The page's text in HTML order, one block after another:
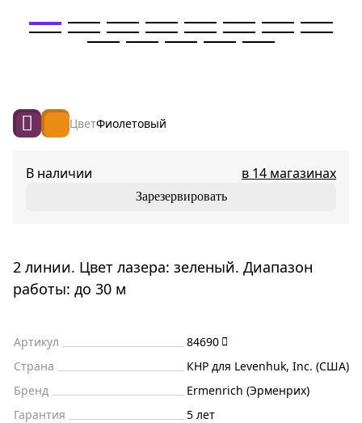
2 линии. Цвет лазера: зеленый. Диапазон
работы: до 30 м
ЦветФиолетовый
В наличии в 14 магазинах
Зарезервировать
Артикул
84690
Страна
КНР для Levenhuk, Inc. (США)
Бренд
Ermenrich (Эрменрих)
Гарантия
5 лет